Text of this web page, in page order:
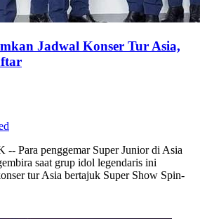
Jadwal Konser Tur Asia,
-- Para penggemar Super Junior di Asia
saat grup idol legendaris ini
tur Asia bertajuk Super Show Spin-